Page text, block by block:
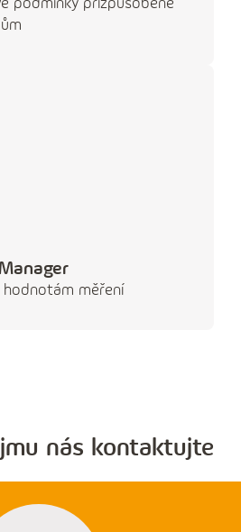
měření
nás kontaktujte